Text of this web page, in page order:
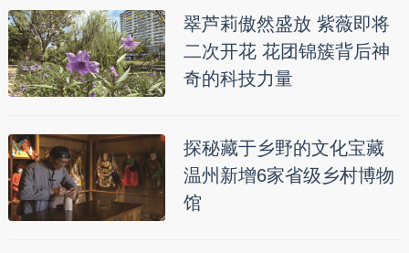
翠芦莉傲然盛放 紫薇即将
二次开花 花团锦簇背后神
奇的科技力量
探秘藏于乡野的文化宝藏
温州新增6家省级乡村博物
馆